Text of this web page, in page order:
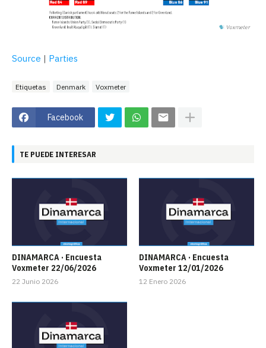
Source | Parties
Etiquetas Denmark Voxmeter
Facebook
TE PUEDE INTERESAR
DINAMARCA · Encuesta
Voxmeter 22/06/2026
22 Junio 2026
DINAMARCA · Encuesta
Voxmeter 12/01/2026
12 Enero 2026